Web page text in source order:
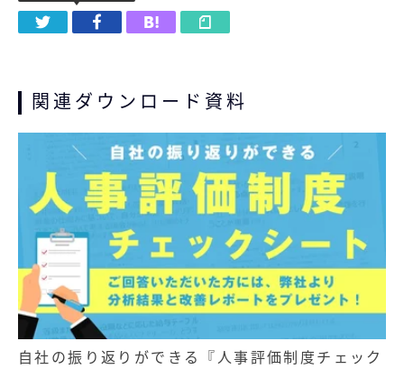
関連ダウンロード資料
自社の振り返りができる『人事評価制度チェック